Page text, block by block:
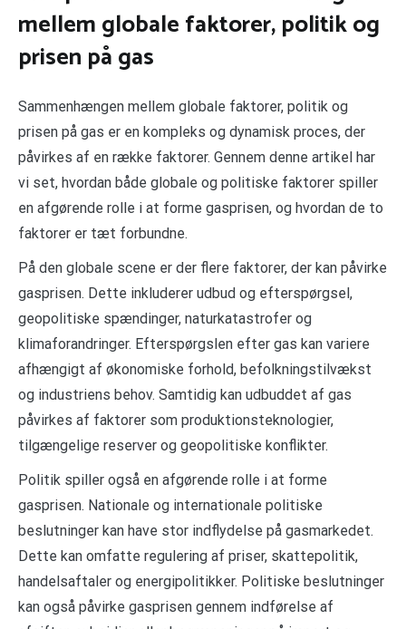
mellem globale faktorer, politik og
prisen på gas
Sammenhængen mellem globale faktorer, politik og
prisen på gas er en kompleks og dynamisk proces, der
påvirkes af en række faktorer. Gennem denne artikel har
vi set, hvordan både globale og politiske faktorer spiller
en afgørende rolle i at forme gasprisen, og hvordan de to
faktorer er tæt forbundne.
På den globale scene er der flere faktorer, der kan påvirke
gasprisen. Dette inkluderer udbud og efterspørgsel,
geopolitiske spændinger, naturkatastrofer og
klimaforandringer. Efterspørgslen efter gas kan variere
afhængigt af økonomiske forhold, befolkningstilvækst
og industriens behov. Samtidig kan udbuddet af gas
påvirkes af faktorer som produktionsteknologier,
tilgængelige reserver og geopolitiske konflikter.
Politik spiller også en afgørende rolle i at forme
gasprisen. Nationale og internationale politiske
beslutninger kan have stor indflydelse på gasmarkedet.
Dette kan omfatte regulering af priser, skattepolitik,
handelsaftaler og energipolitikker. Politiske beslutninger
kan også påvirke gasprisen gennem indførelse af